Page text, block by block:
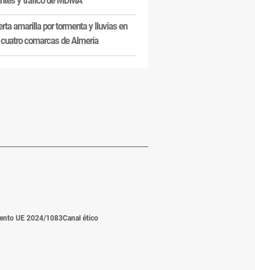
amarilla por tormenta y lluvias en
comarcas de Almería
UE 2024/1083Canal ético